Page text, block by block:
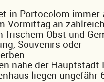
in Portocolom immer
Vormittag an
frischem Obst und
Souvenirs oder
nahe der Hauptstadt
liegen ungefähr